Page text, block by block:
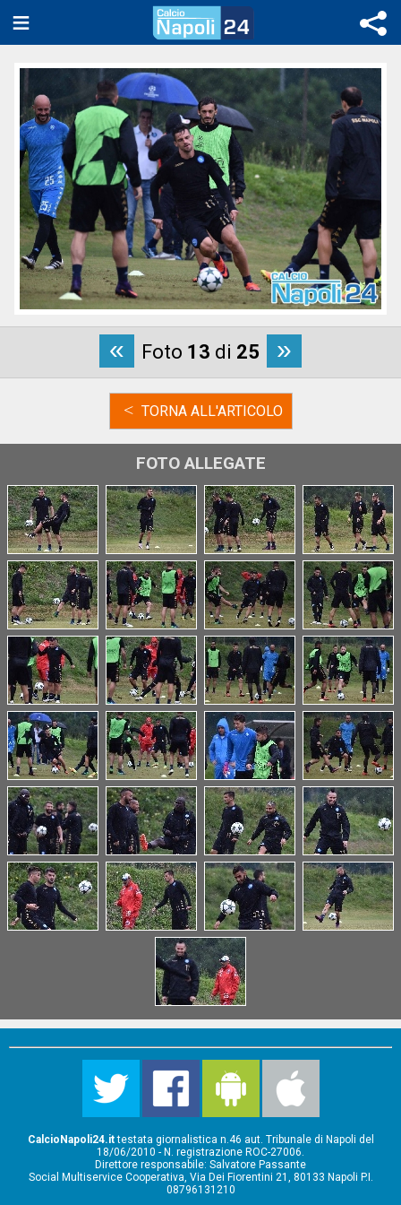
« Foto 13 di 25 »
< TORNA ALL'ARTICOLO
FOTO ALLEGATE
CalcioNapoli24.ittestata giornalistica n.46 aut. Tribunale di Napoli del
18/06/2010 - N. registrazione ROC-27006.
Direttore responsabile: Salvatore Passante
Social Multiservice Cooperativa, Via Dei Fiorentini 21, 80133 Napoli P.I.
08796131210